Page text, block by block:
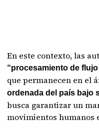
En este contexto, las
“procesamiento de
que permanecen en el
ordenada del país bajo
busca garantizar un
movimientos humanos